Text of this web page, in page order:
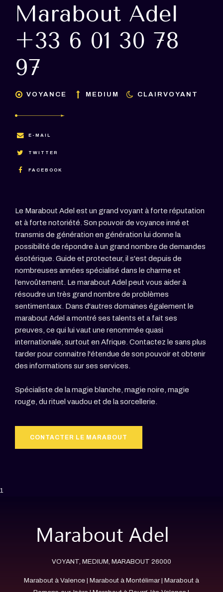
Marabout Adel
+33 6 01 30 78
97
VOYANCE MEDIUM CLAIRVOYANT
E-MAIL
TWITTER
FACEBOOK
Le Marabout Adel est un grand voyant à forte réputation
et à forte notoriété. Son pouvoir de voyance inné et
transmis de génération en génération lui donne la
possibilité de répondre à un grand nombre de demandes
ésotérique. Guide et protecteur, il s'est depuis de
nombreuses années spécialisé dans le charme et
l’envoûtement. Le marabout Adel peut vous aider à
résoudre un très grand nombre de problèmes
sentimentaux. Dans d'autres domaines également le
marabout Adel a montré ses talents et a fait ses
preuves, ce qui lui vaut une renommée quasi
internationale, surtout en Afrique. Contactez le sans plus
tarder pour connaitre l'étendue de son pouvoir et obtenir
des informations sur ses services.
Spécialiste de la magie blanche, magie noire, magie
rouge, du rituel vaudou et de la sorcellerie.
CONTACTER LE MARABOUT
1
VOYANT, MEDIUM, MARABOUT 26000
Marabout à Valence| Marabout à Montélimar| Marabout à